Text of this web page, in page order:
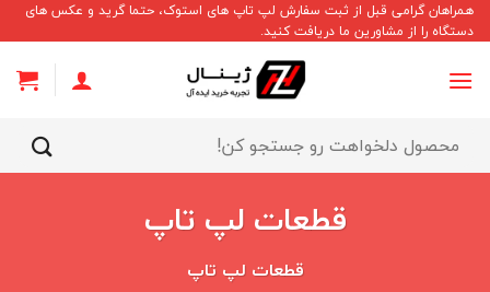
Skip
to
content
همراهان گرامی قبل از ثبت سفارش لپ تاپ های استوک، حتما گرید و عکس های
دستگاه را از مشاورین ما دریافت کنید.
برای:
قطعات لپ تاپ
قطعات لپ تاپ